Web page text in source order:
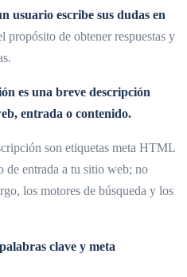
usuario escribe sus dudas en
propósito de obtener respuestas y
es una breve descripción
entrada o contenido.
son etiquetas meta HTML
de entrada a tu sitio web; no
los motores de búsqueda y los
clave y meta